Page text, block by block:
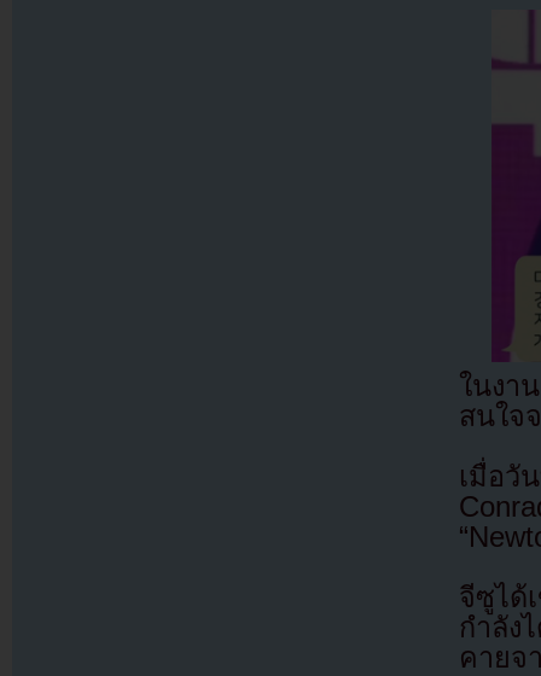
ในงา
สนใจ
เมื่อ
จีซูได้
กำลัง
คายจ